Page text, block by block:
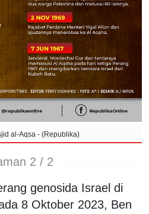
al-Aqsa - (Republika)
2 / 2
genosida Israel di
8 Oktober 2023, Ben